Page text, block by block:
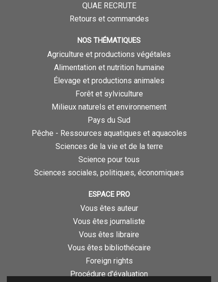
QUAE RECRUTE
Retours et commandes
NOS THÉMATIQUES
Agriculture et productions végétales
Alimentation et nutrition humaine
Élevage et productions animales
Forêt et sylviculture
Milieux naturels et environnement
Pays du Sud
Pêche - Ressources aquatiques et aquacoles
Sciences de la vie et de la terre
Science pour tous
Sciences sociales, politiques, économiques
ESPACE PRO
Vous êtes auteur
Vous êtes journaliste
Vous êtes libraire
Vous êtes bibliothécaire
Foreign rights
Procédure d'évaluation